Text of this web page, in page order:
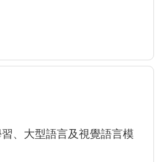
、大型語言及視覺語言模